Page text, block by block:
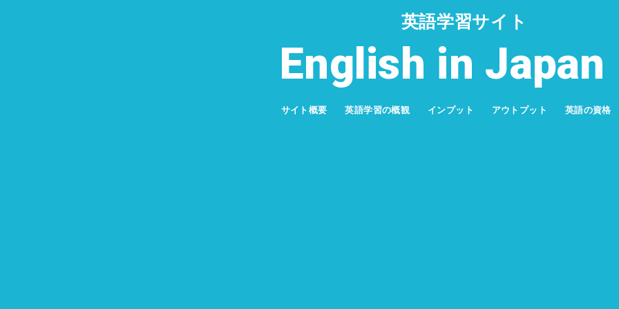
英語学習サイト
English in
サイト概要 英語学習の概観 インプット アウトプット 英語の資格